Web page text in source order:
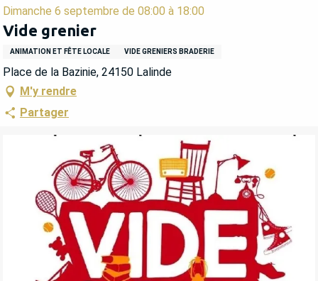
Dimanche 6 septembre de 08:00 à 18:00
Vide grenier
ANIMATION ET FÊTE LOCALE VIDE GRENIERS BRADERIE
Place de la Bazinie, 24150 Lalinde
M'y rendre
Partager